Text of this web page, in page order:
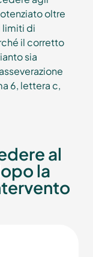
oltre
limiti di
il corretto
sia
6, lettera c,
al
la